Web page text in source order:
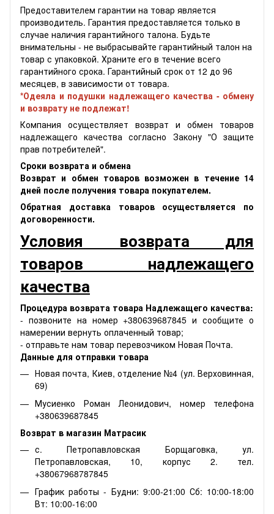
Предоставителем гарантии на товар является
производитель. Гарантия предоставляется только в
случае наличия гарантийного талона. Будьте
внимательны - не выбрасывайте гарантийный талон на
товар с упаковкой. Храните его в течение всего
гарантийного срока. Гарантийный срок от 12 до 96
месяцев, в зависимости от товара.
*Одеяла и подушки надлежащего качества - обмену
и возврату не подлежат!
Компания осуществляет возврат и обмен товаров
надлежащего качества согласно Закону "О защите
прав потребителей".
Сроки возврата и обмена
Возврат и обмен товаров возможен в течение 14
дней после получения товара покупателем.
Обратная доставка товаров осуществляется по
договоренности.
Условия возврата для
товаров надлежащего
качества
Процедура возврата товара Надлежащего качества:
- позвоните на номер +380639687845 и сообщите о
намерении вернуть оплаченный товар;
- отправьте нам товар перевозчиком Новая Почта.
Данные для отправки товара
Новая почта, Киев, отделение №4 (ул. Верховинная,
69)
Мусиенко Роман Леонидович, номер телефона
+380639687845
Возврат в магазин Матрасик
с. Петропавловская Борщаговка, ул.
Петропавловская, 10, корпус 2. тел.
+38067968787845
График работы - Будни: 9:00-21:00 Сб: 10:00-18:00
Вт: 10:00-16:00